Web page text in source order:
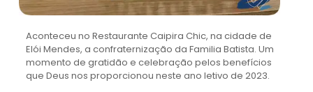
Aconteceu no Restaurante Caipira Chic, na cidade de
Elói Mendes, a confraternização da Familia Batista. Um
momento de gratidão e celebração pelos benefícios
que Deus nos proporcionou neste ano letivo de 2023.